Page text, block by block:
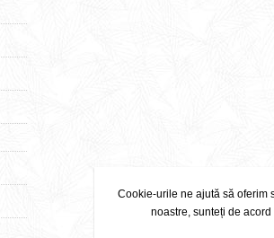
Cookie-urile ne ajută să oferim
noastre, sunteți de